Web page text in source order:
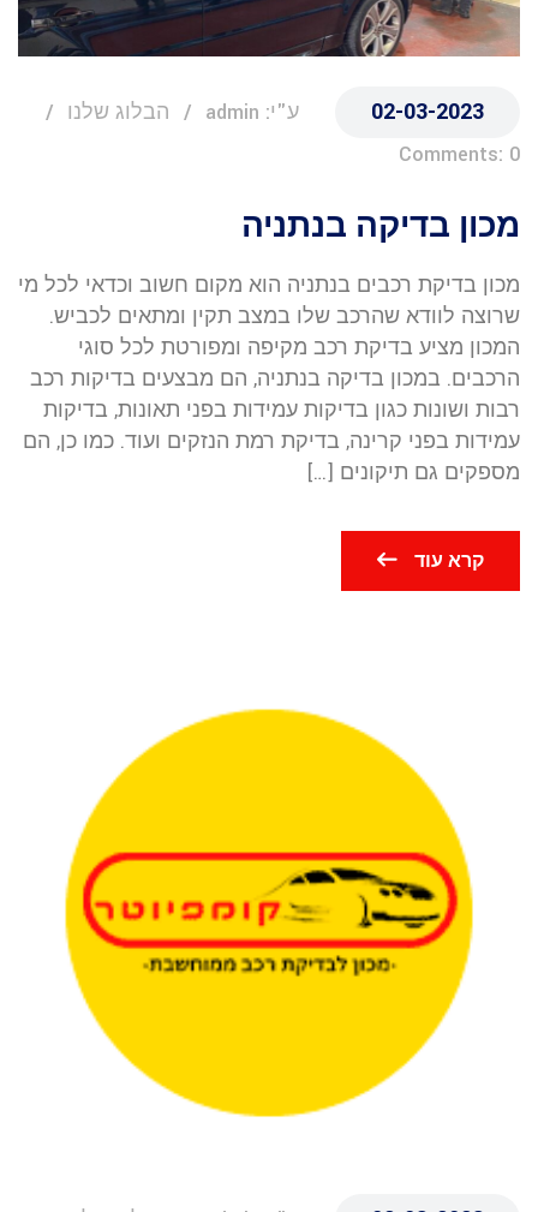
02-03-2023 ע"י: admin
הבלוג שלנו
Comments: 0
מכון בדיקה בנתניה
מכון בדיקת רכבים בנתניה הוא מקום חשוב וכדאי לכל מי
שרוצה לוודא שהרכב שלו במצב תקין ומתאים לכביש.
המכון מציע בדיקת רכב מקיפה ומפורטת לכל סוגי
הרכבים. במכון בדיקה בנתניה, הם מבצעים בדיקות רכב
רבות ושונות כגון בדיקות עמידות בפני תאונות, בדיקות
עמידות בפני קרינה, בדיקת רמת הנזקים ועוד. כמו כן, הם
מספקים גם תיקונים […]
קרא עוד